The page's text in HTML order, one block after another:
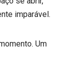
imparável.
Um